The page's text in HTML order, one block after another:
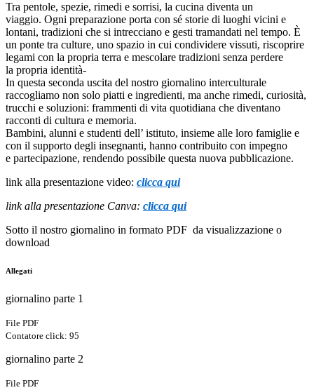
Tra pentole, spezie, rimedi e sorrisi, la cucina diventa un
viaggio. Ogni preparazione porta con sé storie di luoghi vicini e
lontani, tradizioni che si intrecciano e gesti tramandati nel tempo. È
un ponte tra culture, uno spazio in cui condividere vissuti, riscoprire
legami con la propria terra e mescolare tradizioni senza perdere
la propria identità-
In questa seconda uscita del nostro giornalino interculturale
raccogliamo non solo piatti e ingredienti, ma anche rimedi, curiosità,
trucchi e soluzioni: frammenti di vita quotidiana che diventano
racconti di cultura e memoria.
Bambini, alunni e studenti dell’ istituto, insieme alle loro famiglie e
con il supporto degli insegnanti, hanno contribuito con impegno
e partecipazione, rendendo possibile questa nuova pubblicazione.
link alla presentazione video: clicca qui
link alla presentazione Canva: clicca qui
Sotto il nostro giornalino in formato PDF da visualizzazione o
download
Allegati
giornalino parte 1
File PDF
Contatore click: 95
giornalino parte 2
File PDF